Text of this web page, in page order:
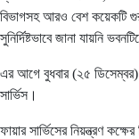
বিভাগসহ আরও বেশ কয়েকটি
সুনির্দিষ্টভাবে জানা যায়নি
এর আগে বুধবার (২৫ ডিসেম্বর)
সার্ভিস।
ফায়ার সার্ভিসের নিয়ন্ত্রণ